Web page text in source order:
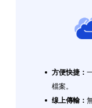
方便快捷：
檔案。
缐上傳輸：